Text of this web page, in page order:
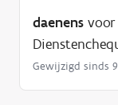
daenens
Gewijzigd sinds